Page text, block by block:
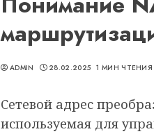
ADMIN 28.02.2025 1 МИН ЧТЕНИЯ
Сетевой адрес
используемая для